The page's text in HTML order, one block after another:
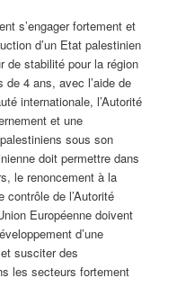
s’engager fortement et
d’un Etat palestinien
de stabilité pour la région
4 ans, avec l’aide de
internationale, l’Autorité
et une
sous son
doit permettre dans
le renoncement à la
contrôle de l’Autorité
Européenne doivent
d’une
susciter des
les secteurs fortement